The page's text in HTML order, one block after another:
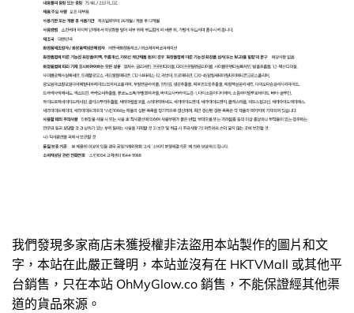
我們發現多家商店未獲授權非法盜用本站製作的圖片和文
字，本站在此嚴正聲明，本站並沒有在 HKTVMall 或其他平
台銷售，只在本站 OhMyGlow.co 銷售，不能保證經其他渠
道的貨品來源。